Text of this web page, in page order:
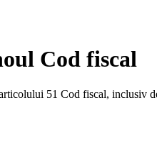
Cod fiscal
51 Cod fiscal, inclusiv